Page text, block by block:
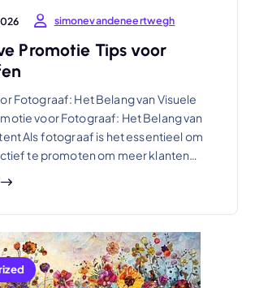
simonevandeneertwegh
Promotie Tips voor
Fotograaf: Het Belang van Visuele
voor Fotograaf: Het Belang van
Als fotograaf is het essentieel om
te promoten om meer klanten…